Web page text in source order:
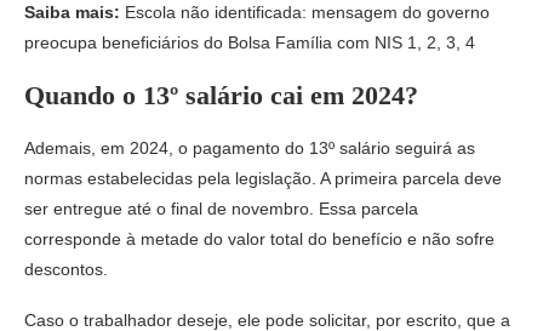
Saiba mais: Escola não identificada: mensagem do governo
preocupa beneficiários do Bolsa Família com NIS 1, 2, 3, 4
Quando o 13º salário cai em 2024?
Ademais, em 2024, o pagamento do 13º salário seguirá as
normas estabelecidas pela legislação. A primeira parcela deve
ser entregue até o final de novembro. Essa parcela
corresponde à metade do valor total do benefício e não sofre
descontos.
Caso o trabalhador deseje, ele pode solicitar, por escrito, que a